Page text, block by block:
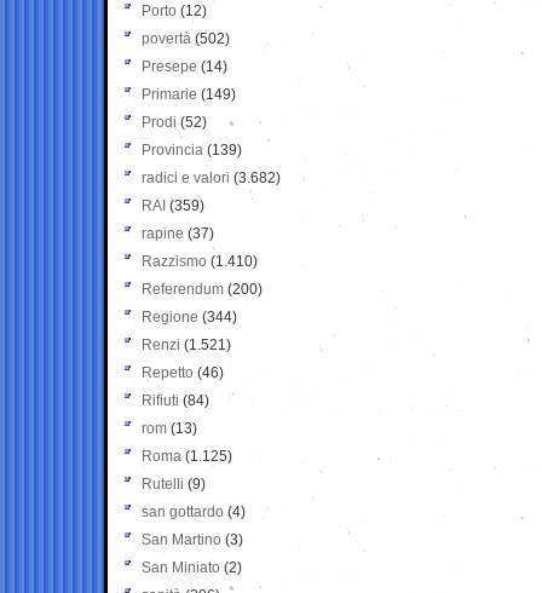
Porto (12)
povertà (502)
Presepe (14)
Primarie (149)
Prodi (52)
Provincia (139)
radici e valori (3.682)
RAI (359)
rapine (37)
Razzismo (1.410)
Referendum (200)
Regione (344)
Renzi (1.521)
Repetto (46)
Rifiuti (84)
rom (13)
Roma (1.125)
Rutelli (9)
san gottardo (4)
San Martino (3)
San Miniato (2)